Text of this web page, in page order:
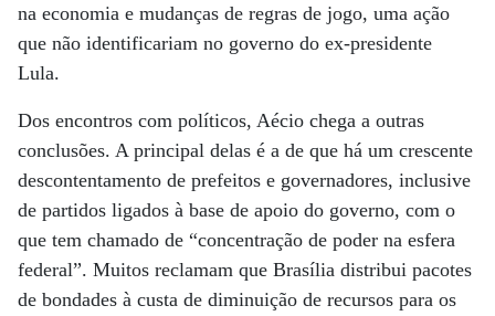
na economia e mudanças de regras de jogo, uma ação
que não identificariam no governo do ex-presidente
Lula.
Dos encontros com políticos, Aécio chega a outras
conclusões. A principal delas é a de que há um crescente
descontentamento de prefeitos e governadores, inclusive
de partidos ligados à base de apoio do governo, com o
que tem chamado de “concentração de poder na esfera
federal”. Muitos reclamam que Brasília distribui pacotes
de bondades à custa de diminuição de recursos para os